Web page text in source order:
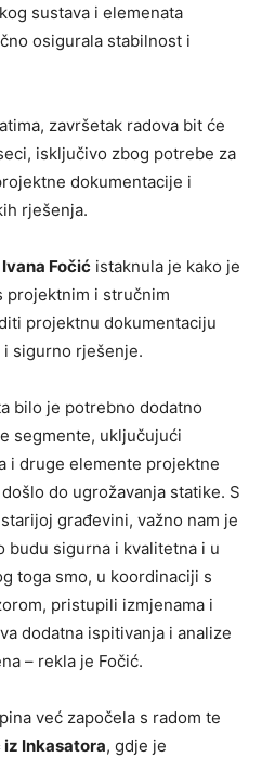
sustava i elemenata
osigurala stabilnost i
završetak radova bit će
isključivo zbog potrebe za
dokumentacije i
rješenja.
Ivana Fočić istaknula je kako je
projektnim i stručnim
projektnu dokumentaciju
sigurno rješenje.
bilo je potrebno dodatno
segmente, uključujući
i druge elemente projektne
do ugrožavanja statike. S
građevini, važno nam je
budu sigurna i kvalitetna i u
toga smo, u koordinaciji s
pristupili izmjenama i
dodatna ispitivanja i analize
– rekla je Fočić.
već započela s radom te
Inkasatora, gdje je